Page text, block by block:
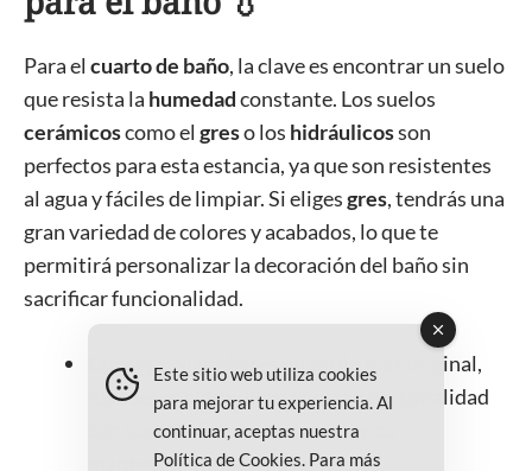
Para el cuarto de baño, la clave es encontrar un suelo
que resista la humedadconstante. Los suelos
cerámicoscomo el greso los hidráulicosson
perfectos para esta estancia, ya que son resistentes
al agua y fáciles de limpiar. Si eligesgres, tendrás una
gran variedad de colores y acabados, lo que te
permitirá personalizar la decoración del baño sin
sacrificar funcionalidad.
Consejo: Si prefieres un estilo más original,
lossuelos hidráulicosaportan personalidad
con sus diseños únicos, aunque su
mantenimiento es más exigente.
Este sitio web utiliza cookies
para mejorar tu experiencia. Al
continuar, aceptas nuestra
Política de Cookies . Para más